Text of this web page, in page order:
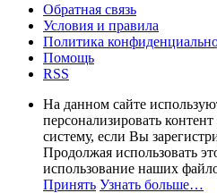
Обратная связь
Условия и правила
Политика
Помощь
RSS
На данном сайте
персонализировать
систему, если Вы
Продолжая использовать
использование наших
Принять Узнать больше…